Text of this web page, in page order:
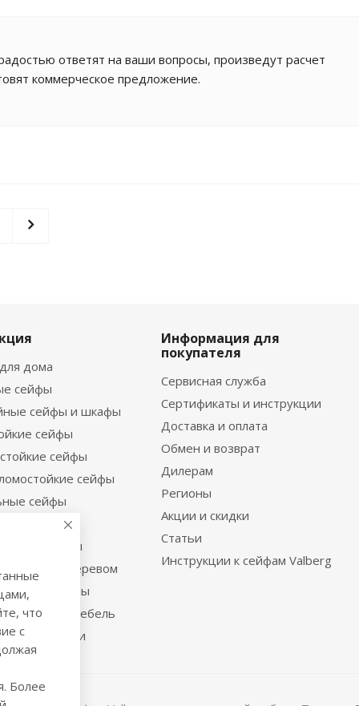
ответят на ваши вопросы, произведут расчет
коммерческое предложение.
дома
сейфы
сейфы и шкафы
сейфы
сейфы
сейфы
сейфы
сейфы
сейфы
отделкой деревом
шкафы
мебель
двери
Информация для
покупателя
Сервисная служба
Сертификаты и инструкции
Доставка и оплата
Обмен и возврат
Дилерам
Регионы
Акции и скидки
Статьи
Инструкции к сейфам Valberg
что
с
Более